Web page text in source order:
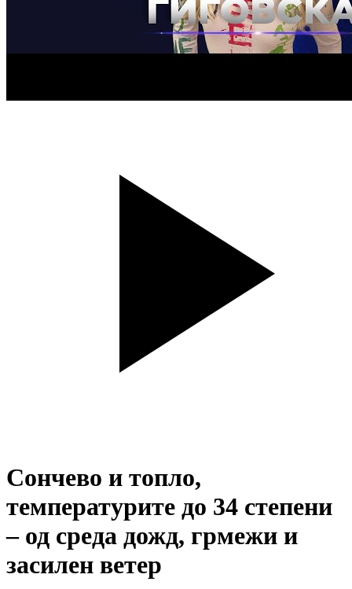
Сончево и топло,
температурите до 34 степени
– од среда дожд, грмежи и
засилен ветер